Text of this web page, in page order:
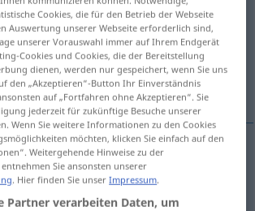
Übersetzungen
Übersetzung anklicken/antippen)
Milieu
Cookies, die für den Betrieb der Webseite
Auswertung unserer Webseite erforderlich sind,
unserer Vorauswahl immer auf Ihrem Endgerät
Cookies und Cookies, die der Bereitstellung
dienen, werden nur gespeichert, wenn Sie uns
den „Akzeptieren“-Button Ihr Einverständnis
auf „Fortfahren ohne Akzeptieren“. Sie
jederzeit für zukünftige Besuche unserer
Wenn Sie weitere Informationen zu den Cookies
möchten, klicken Sie einfach auf den
Weitergehende Hinweise zu der
Sie ansonsten unserer
. Hier finden Sie unserImpressum.
Partner verarbeiten Daten, um